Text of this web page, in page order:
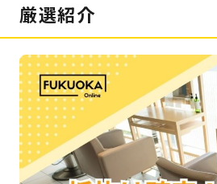
福岡の
福岡のビューティー情報
福岡の フィットネス情報
福岡の暮らし 情報
厳選紹介